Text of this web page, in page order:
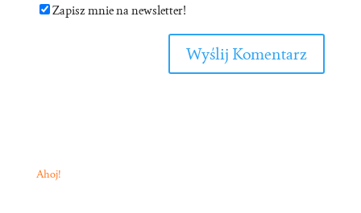
Zapisz mnie na newsletter!
Ahoj!